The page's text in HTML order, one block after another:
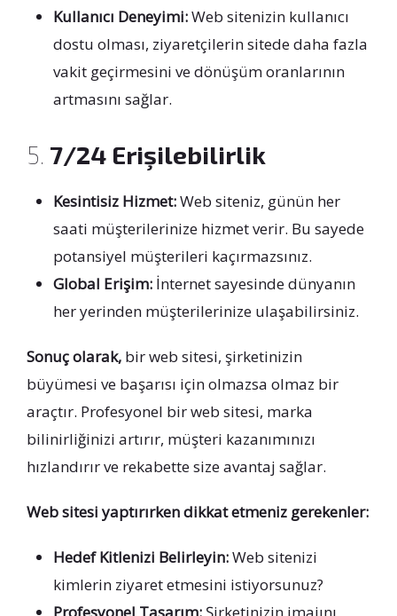
Kullanıcı Deneyimi:Web sitenizin kullanıcı
dostu olması, ziyaretçilerin sitede daha fazla
vakit geçirmesini ve dönüşüm oranlarının
artmasını sağlar.
5. 7/24 Erişilebilirlik
Kesintisiz Hizmet:Web siteniz, günün her
saati müşterilerinize hizmet verir. Bu sayede
potansiyel müşterileri kaçırmazsınız.
Global Erişim: İnternet sayesinde dünyanın
her yerinden müşterilerinize ulaşabilirsiniz.
Sonuç olarak, bir web sitesi, şirketinizin
büyümesi ve başarısı için olmazsa olmaz bir
araçtır. Profesyonel bir web sitesi, marka
bilinirliğinizi artırır, müşteri kazanımınızı
hızlandırır ve rekabette size avantaj sağlar.
Web sitesi yaptırırken dikkat etmeniz gerekenler:
Hedef Kitlenizi Belirleyin:Web sitenizi
kimlerin ziyaret etmesini istiyorsunuz?